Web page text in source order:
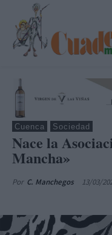
Cuenca Sociedad
Nace la
Mancha»
Por C. Manchegos 13/03/